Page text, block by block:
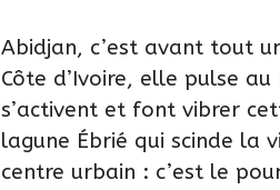
Abidjan, c’est avant tout
Côte d’Ivoire, elle pulse
s’activent et font vibrer
lagune Ébrié qui scinde la
centre urbain : c’est le